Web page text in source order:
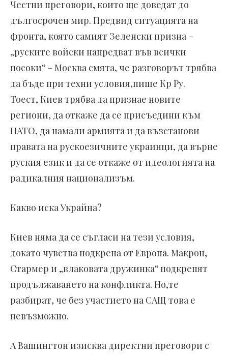
Честни преговори, които ще доведат до
дългосрочен мир. Предвид ситуацията на
фронта, която самият Зеленски призна –
„руските войски напредват във всички
посоки“ – Москва смята, че разговорът трябва
да бъде при техни условия,пише Кр Ру.
Тоест, Киев трябва да признае новите
региони, да откаже да се присъедини към
НАТО, да намали армията и да възстанови
правата на рускоезичните украинци, да върне
руския език и да се откаже от идеологията на
радикалния национализъм.
Какво иска Украйна?
Киев няма да се съгласи на тези условия,
докато чувства подкрепа от Европа. Макрон,
Стармер и „влаковата дружинка“ подкрепят
продължаването на конфликта. Но,те
разбират, че без участието на САЩ това е
невъзможно.
А Вашингтон изисква директни преговори с